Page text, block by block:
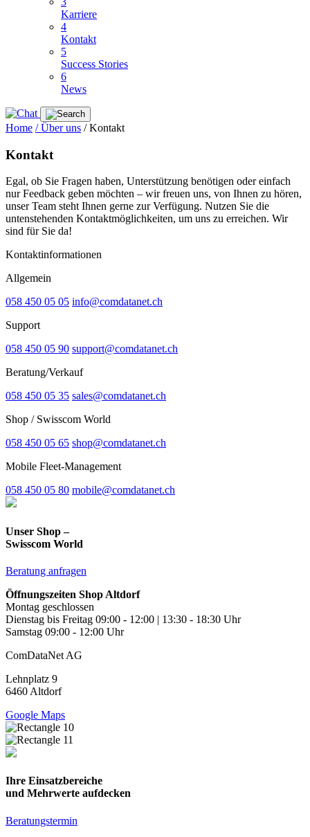
Karriere
4
Kontakt
5
Success Stories
6
News
Home / Über uns / Kontakt
Kontakt
Egal, ob Sie Fragen haben, Unterstützung benötigen oder einfach
nur Feedback geben möchten – wir freuen uns, von Ihnen zu hören,
unser Team steht Ihnen gerne zur Verfügung. Nutzen Sie die
untenstehenden Kontaktmöglichkeiten, um uns zu erreichen. Wir
sind für Sie da!
Kontaktinformationen
Allgemein
058 450 05 05 info@comdatanet.ch
Support
058 450 05 90 support@comdatanet.ch
Beratung/Verkauf
058 450 05 35 sales@comdatanet.ch
Shop / Swisscom World
058 450 05 65 shop@comdatanet.ch
Mobile Fleet-Management
058 450 05 80 mobile@comdatanet.ch
Unser Shop –
Swisscom World
Beratung anfragen
Öffnungszeiten Shop Altdorf
Montag geschlossen
Dienstag bis Freitag 09:00 - 12:00 | 13:30 - 18:30 Uhr
Samstag 09:00 - 12:00 Uhr
ComDataNet AG
Lehnplatz 9
6460 Altdorf
Google Maps
Ihre Einsatzbereiche
und Mehrwerte aufdecken
Beratungstermin